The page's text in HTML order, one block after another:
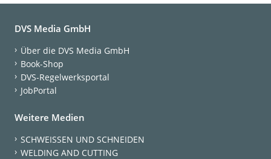
DVS Media GmbH
Über die DVS Media GmbH
Book-Shop
DVS-Regelwerksportal
JobPortal
Weitere Medien
SCHWEISSEN UND SCHNEIDEN
WELDING AND CUTTING